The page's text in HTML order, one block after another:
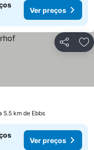
Ver preços
Partilhar
5.5 km de Ebbs
Ver preços